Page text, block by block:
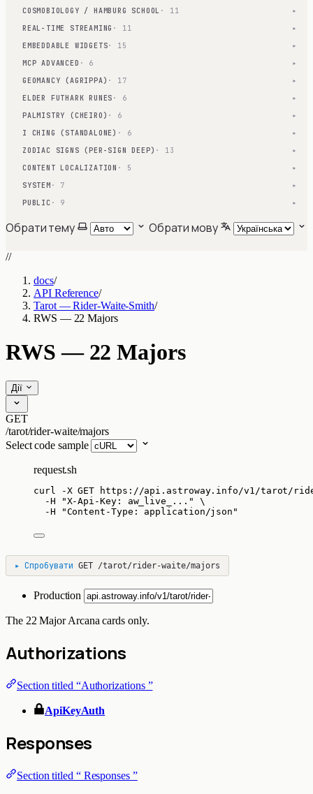
COSMOBIOLOGY / HAMBURG SCHOOL · 11 ▾
REAL-TIME STREAMING · 11 ▾
EMBEDDABLE WIDGETS· 15 ▾
MCP ADVANCED · 6 ▾
GEOMANCY (AGRIPPA) · 17 ▾
ELDER FUTHARK RUNES · 6 ▾
PALMISTRY (CHEIRO) · 6 ▾
I CHING (STANDALONE) · 6 ▾
ZODIAC SIGNS (PER-SIGN DEEP) · 13 ▾
CONTENT LOCALIZATION · 5 ▾
SYSTEM · 7 ▾
PUBLIC · 9 ▾
Обрати тему Обрати мову
//
docs/
API Reference/
Tarot — Rider-Waite-Smith/
RWS — 22 Majors
RWS — 22 Majors
Дії
GET
/tarot/rider-waite/majors
Select code sample
request.sh
curl -X GET
https://api.astroway.info/v1/tarot/
-H
"X-Api-Key: aw_live_... "
\
-H
"Content-Type: application/json "
▸ Спробувати GET /tarot/rider-waite/majors
Production
The 22 Major Arcana cards only.
Authorizations
Section titled “Authorizations ”
ApiKeyAuth
Responses
Section titled “ Responses ”